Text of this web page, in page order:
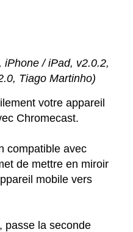
iPhone / iPad, v2.0.2,
Tiago Martinho)
votre appareil
Chromecast.
compatible avec
de mettre en miroir
mobile vers
passe la seconde